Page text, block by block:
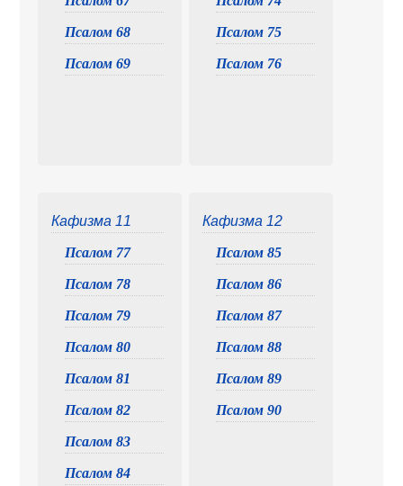
Псалом 68
Псалом 69
Псалом 75
Псалом 76
Кафизма 11
Псалом 77
Псалом 78
Псалом 79
Псалом 80
Псалом 81
Псалом 82
Псалом 83
Псалом 84
Кафизма 12
Псалом 85
Псалом 86
Псалом 87
Псалом 88
Псалом 89
Псалом 90